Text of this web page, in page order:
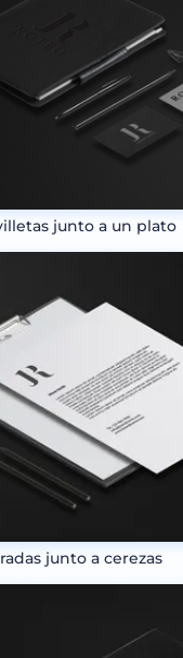
junto a un plato
junto a cerezas